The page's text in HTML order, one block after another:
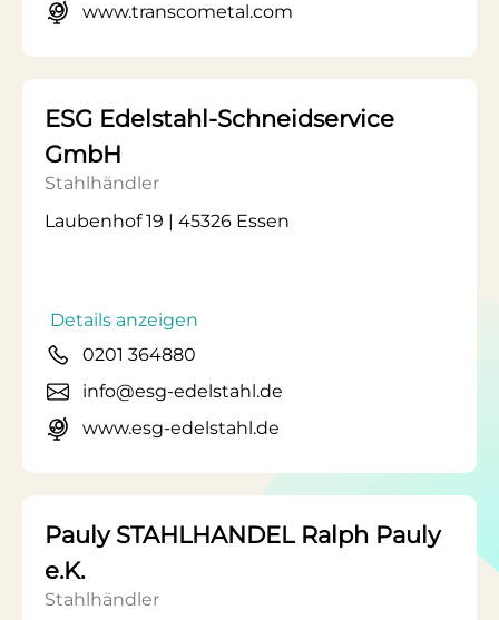
www.transcometal.com
ESG Edelstahl-Schneidservice
GmbH
Stahlhändler
Laubenhof 19 | 45326 Essen
Details anzeigen
0201 364880
info@esg-edelstahl.de
www.esg-edelstahl.de
Pauly STAHLHANDEL Ralph Pauly
e.K.
Stahlhändler